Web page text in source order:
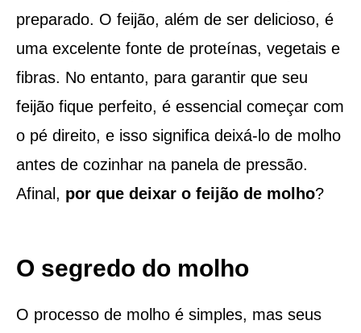
preparado. O feijão, além de ser delicioso, é
uma excelente fonte de proteínas, vegetais e
fibras. No entanto, para garantir que seu
feijão fique perfeito, é essencial começar com
o pé direito, e isso significa deixá-lo de molho
antes de cozinhar na panela de pressão.
Afinal, por que deixar o feijão de molho?
O segredo do molho
O processo de molho é simples, mas seus